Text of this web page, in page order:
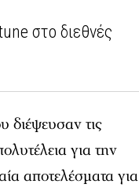
στο διεθνές
διέψευσαν τις
για την
αποτελέσματα για